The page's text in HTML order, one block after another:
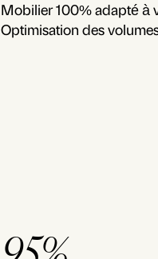
Mobilier 100% adapté à
Optimisation des